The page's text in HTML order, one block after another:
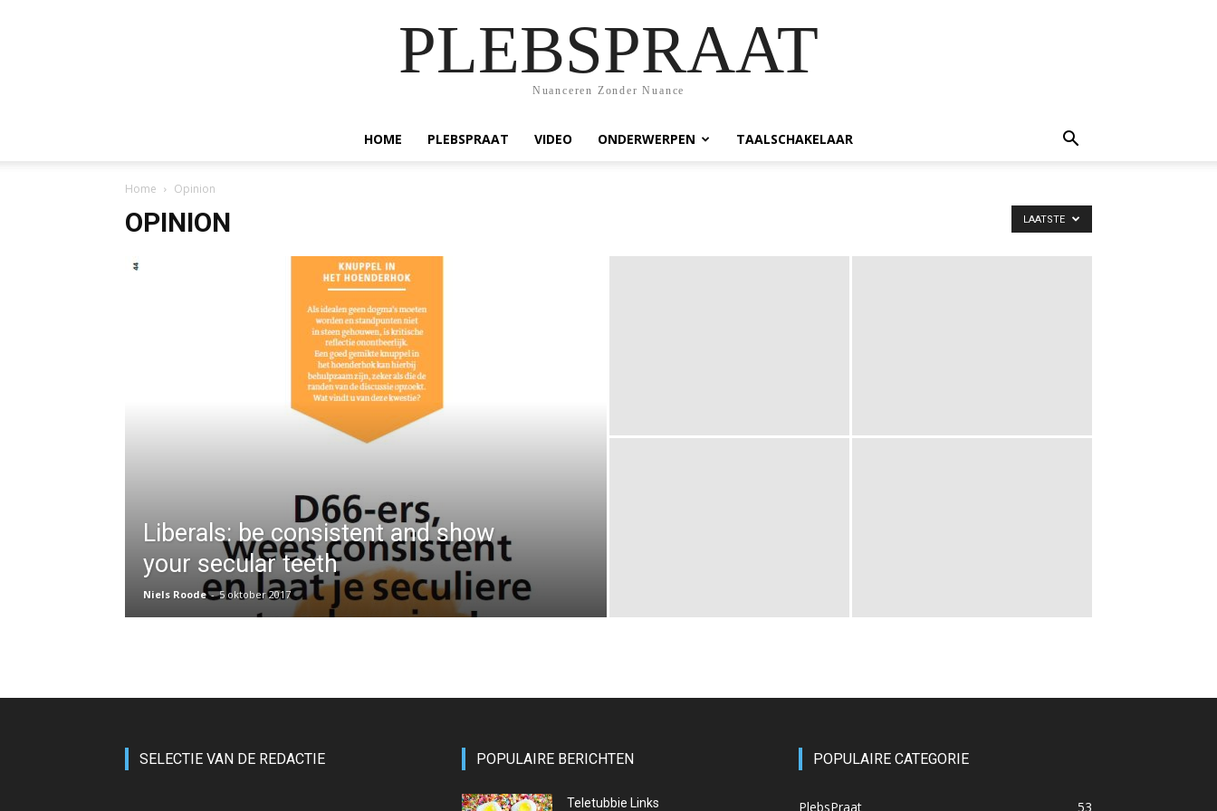
PLEBSPRAAT
Nuanceren Zonder Nuance
HOME PLEBSPRAAT VIDEO ONDERWERPEN TAALSCHAKELAAR
Home Opinion
OPINION LAATSTE
Liberals: be consistent and show
your secular teeth
Niels Roode - 5 oktober 2017
SELECTIE VAN DE REDACTIE POPULAIRE BERICHTEN
Teletubbie Links
POPULAIRE CATEGORIE
PlebsPraat 53